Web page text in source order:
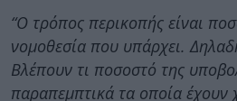
“Ο τρόπος περικοπής είναι
νομοθεσία που υπάρχει.
Βλέπουν τι ποσοστό της
παραπεμπτικά τα οποία έχουν